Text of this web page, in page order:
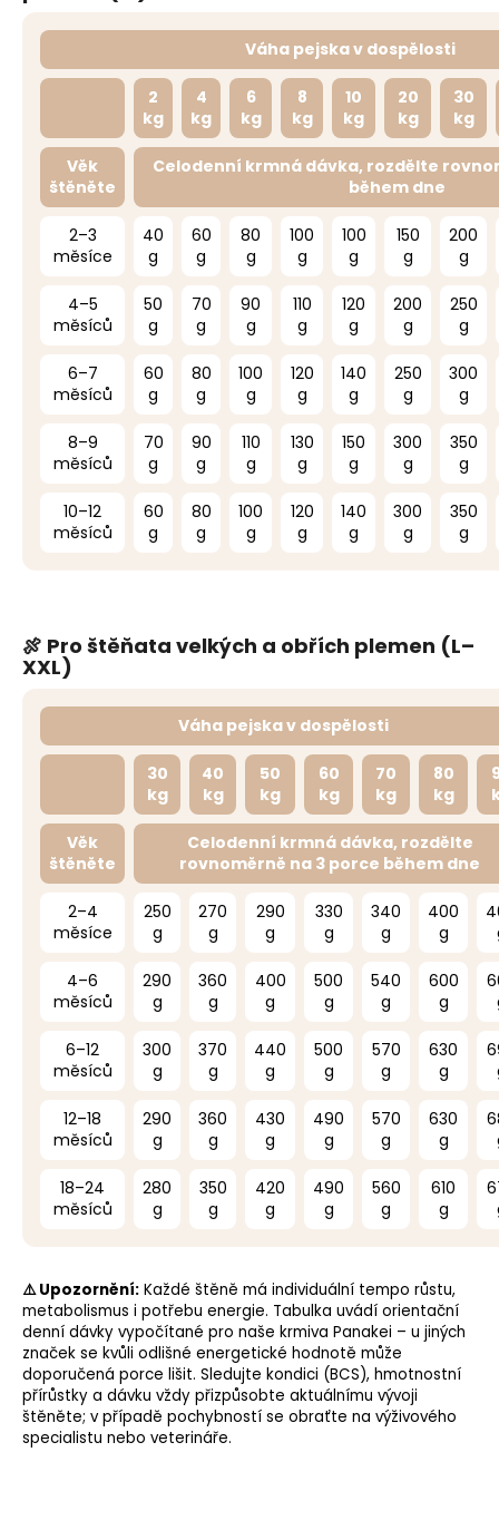
Váha pejska v dospělosti
2
kg
4
kg
6
kg
8
kg
10
kg
20
kg
30
kg
Věk
štěněte
Celodenní krmná dávka, rozdělte
během dne
2–3
měsíce
40
g
60
g
80
g
100
g
100
g
150
g
200
g
4–5
měsíců
50
g
70
g
90
g
110
g
120
g
200
g
250
g
6–7
měsíců
60
g
80
g
100
g
120
g
140
g
250
g
300
g
8–9
měsíců
70
g
90
g
110
g
130
g
150
g
300
g
350
g
10–12
měsíců
60
g
80
g
100
g
120
g
140
g
300
g
350
g
🍖 Pro štěňata velkých a obřích plemen (L–
XXL)
Váha pejska v dospělosti
30
kg
40
kg
50
kg
60
kg
70
kg
80
kg
Věk
štěněte
Celodenní krmná dávka, rozdělte
rovnoměrně na 3 porce během dne
2–4
měsíce
250
g
270
g
290
g
330
g
340
g
400
g
4–6
měsíců
290
g
360
g
400
g
500
g
540
g
600
g
6–12
měsíců
300
g
370
g
440
g
500
g
570
g
630
g
12–18
měsíců
290
g
360
g
430
g
490
g
570
g
630
g
18–24
měsíců
280
g
350
g
420
g
490
g
560
g
610
g
⚠️ Upozornění: Každé štěně má individuální tempo růstu,
metabolismus i potřebu energie. Tabulka uvádí orientační
denní dávky vypočítané pro naše krmiva Panakei – u jiných
značek se kvůli odlišné energetické hodnotě může
doporučená porce lišit. Sledujte kondici (BCS), hmotnostní
přírůstky a dávku vždy přizpůsobte aktuálnímu vývoji
štěněte; v případě pochybností se obraťte na výživového
specialistu nebo veterináře.